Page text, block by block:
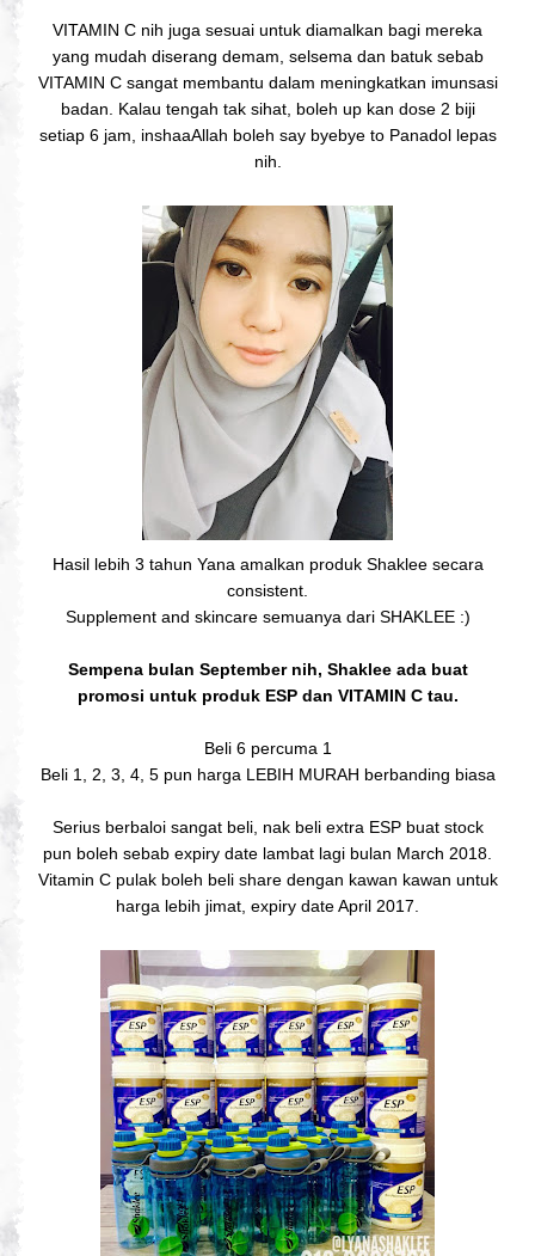
VITAMIN C nih juga sesuai untuk diamalkan bagi mereka
yang mudah diserang demam, selsema dan batuk sebab
VITAMIN C sangat membantu dalam meningkatkan imunsasi
badan. Kalau tengah tak sihat, boleh up kan dose 2 biji
setiap 6 jam, inshaaAllah boleh say byebye to Panadol lepas
nih.
Hasil lebih 3 tahun Yana amalkan produk Shaklee secara
consistent.
Supplement and skincare semuanya dari SHAKLEE :)
Sempena bulan September nih, Shaklee ada buat
promosi untuk produk ESP dan VITAMIN C tau.
Beli 6 percuma 1
Beli 1, 2, 3, 4, 5 pun harga LEBIH MURAH berbanding biasa
Serius berbaloi sangat beli, nak beli extra ESP buat stock
pun boleh sebab expiry date lambat lagi bulan March 2018.
Vitamin C pulak boleh beli share dengan kawan kawan untuk
harga lebih jimat, expiry date April 2017.